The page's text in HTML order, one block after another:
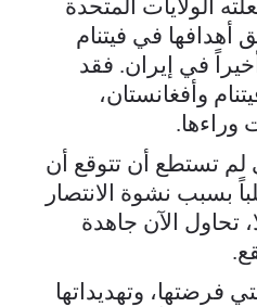
الولايات المتحدة
في فيتنام
في إيران. فقد
وأفغانستان،
وراءها.
لم تستطع أن تتوقع أن
بسبب نشوة الانتصار
تحاول الآن جاهدة
فرضتها، وتهديداتها